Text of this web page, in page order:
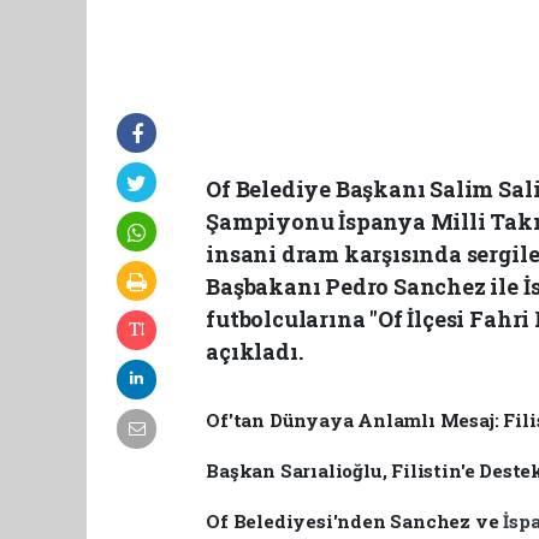
Of Belediye Başkanı Salim
Şampiyonu İspanya Milli
insani dram karşısında
Başbakanı Pedro Sanchez
futbolcularına "Of İlçesi
açıkladı.
Of'tan Dünyaya Anlamlı Mesaj:
Başkan Sarıalioğlu, Filistin'e
Of Belediyesi'nden Sanchez ve